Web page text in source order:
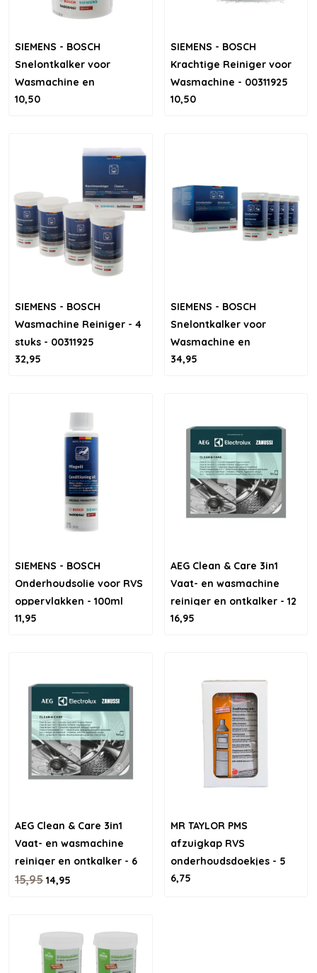
SIEMENS - BOSCH
Snelontkalker voor
Wasmachine en
Vaatwasser
10,50
SIEMENS - BOSCH
Krachtige Reiniger voor
Wasmachine - 00311925
10,50
SIEMENS - BOSCH
Wasmachine Reiniger - 4
stuks - 00311925
32,95
SIEMENS - BOSCH
Snelontkalker voor
Wasmachine en
Vaatwasser - 4 stuks
34,95
SIEMENS - BOSCH
Onderhoudsolie voor RVS
oppervlakken - 100ml
11,95
AEG Clean & Care 3in1
Vaat- en wasmachine
reiniger en ontkalker - 12
stuks
16,95
AEG Clean & Care 3in1
Vaat- en wasmachine
reiniger en ontkalker - 6
stuks
15,95 14,95
MR TAYLOR PMS
afzuigkap RVS
onderhoudsdoekjes - 5
stuks
6,75